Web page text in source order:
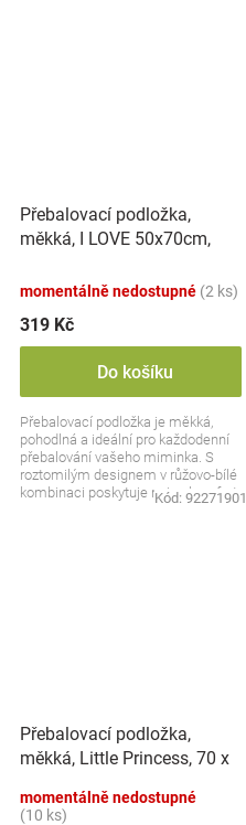
Přebalovací podložka,
měkká, I LOVE 50x70cm,
momentálně nedostupné (2 ks)
319 Kč
Do košíku
Přebalovací podložka je měkká,
pohodlná a ideální pro každodenní
přebalování vašeho miminka. S
roztomilým designem v růžovo-bílé
kombinaci poskytuje nejen komfort,
Kód: 92271901
Přebalovací podložka,
měkká, Little Princess, 70 x
momentálně nedostupné
(10 ks)